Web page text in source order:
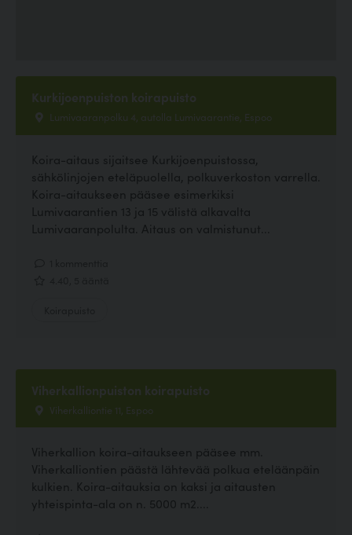
Kurkijoenpuiston koirapuisto
Lumivaaranpolku 4, autolla Lumivaarantie, Espoo
Koira-aitaus sijaitsee Kurkijoenpuistossa,
sähkölinjojen eteläpuolella, polkuverkoston varrella.
Koira-aitaukseen pääsee esimerkiksi
Lumivaarantien 13 ja 15 välistä alkavalta
Lumivaaranpolulta. Aitaus on valmistunut...
Viherkallionpuiston koirapuisto
Viherkalliontie 11, Espoo
Viherkallion koira-aitaukseen pääsee mm.
Viherkalliontien päästä lähtevää polkua eteläänpäin
kulkien. Koira-aitauksia on kaksi ja aitausten
yhteispinta-ala on n. 5000 m2....